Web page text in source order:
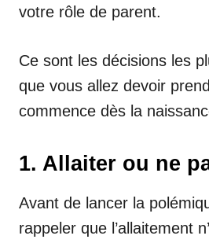
votre rôle de parent.
Ce sont les décisions les
que vous allez devoir
commence dès la
1. Allaiter ou ne
Avant de lancer la
rappeler que l’allaitement